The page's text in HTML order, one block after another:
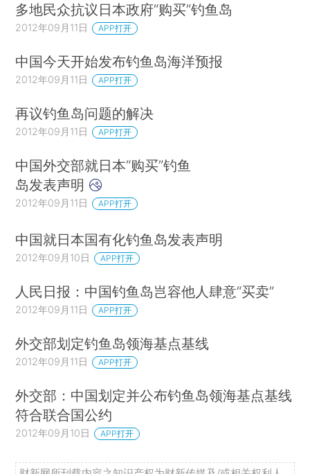
多地民众抗议日本政府“购买”钓鱼岛
2012年09月11日 APP打开
中国今天开始发布钓鱼岛海洋预报
2012年09月11日 APP打开
再议钓鱼岛问题的解决
2012年09月11日 APP打开
中国外交部就日本“购买”钓鱼
岛发表声明
2012年09月11日 APP打开
中国就日本国有化钓鱼岛发表声明
2012年09月10日 APP打开
人民日报：中国钓鱼岛岂容他人肆意“买卖”
2012年09月11日 APP打开
外交部划定钓鱼岛领海基点基线
2012年09月11日 APP打开
外交部：中国划定并公布钓鱼岛领海基点基线
符合联合国公约
2012年09月10日 APP打开